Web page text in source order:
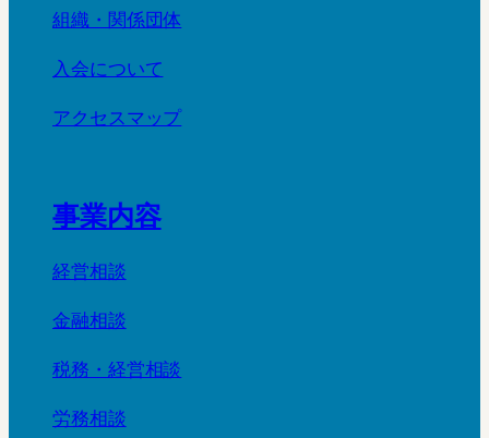
組織・関係団体
入会について
アクセスマップ
事業内容
経営相談
金融相談
税務・経営相談
労務相談